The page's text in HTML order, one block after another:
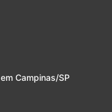
Campinas/SP